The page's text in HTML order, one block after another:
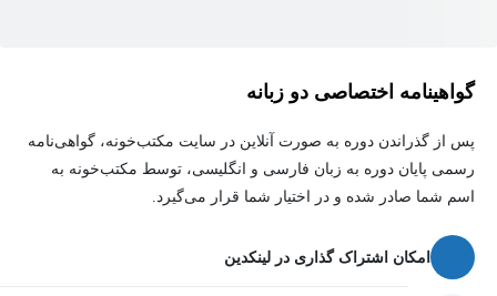
گواهینامه اختصاصی دو زبانه
پس از گذراندن دوره به صورت آنلاین در سایت مکتب‌خونه، گواهی‌نامه
رسمی پایان دوره به زبان فارسی و انگلیسی، توسط مکتب‌خونه به
اسم شما صادر شده و در اختیار شما قرار می‌گیرد.
امکان اشتراک گذاری در لینکدین